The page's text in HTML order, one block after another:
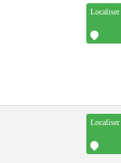
Localiser
Localiser